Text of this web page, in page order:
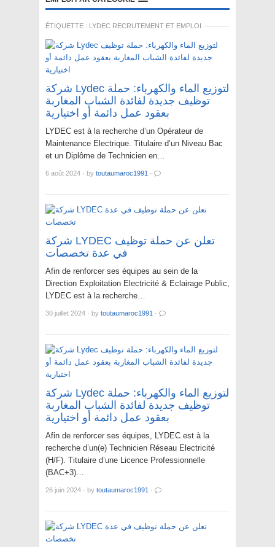
ÉTIQUETTE : LYDEC RECRUTEMENT ET EMPLOI
شركة Lydec لتوزيع الماء والكهرباء: حملة
توظيف جديدة لفائدة الشباب المغاربة
بعقود عمل دائمة أو اختيارية
LYDEC est à la recherche d’un Opérateur de
Maintenance Electrique. Titulaire d’un Niveau Bac
et un Diplôme de Technicien en…
6 août 2024 · by toutaumaroc1991 ·
شركة LYDEC تعلن عن حملة توظيف
في عدة تخصصات
Afin de renforcer ses équipes au sein de la
Direction Exploitation Electricité & Eclairage Public,
LYDEC est à la recherche…
30 juillet 2024 · by toutaumaroc1991 ·
شركة Lydec لتوزيع الماء والكهرباء: حملة
توظيف جديدة لفائدة الشباب المغاربة
بعقود عمل دائمة أو اختيارية
Afin de renforcer ses équipes, LYDEC est à la
recherche d’un(e) Technicien Réseau Electricité
(H/F). Titulaire d’une Licence Professionnelle
(BAC+3)…
26 juin 2024 · by toutaumaroc1991 ·